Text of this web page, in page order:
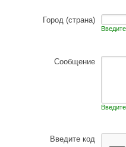
Город (страна)
Сообщение
Введите код